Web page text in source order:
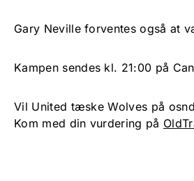
Gary Neville forventes også at
Kampen sendes kl. 21:00 på
Vil United tæske Wolves på
Kom med din vurdering på